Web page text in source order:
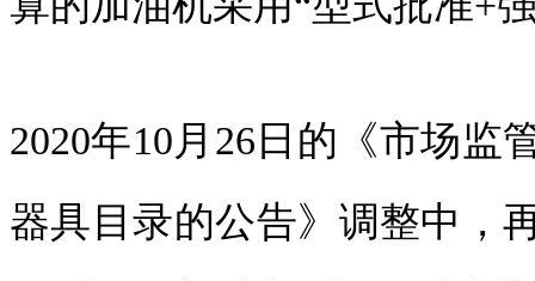
2020年10月26日的《市场监
器具目录的公告》调整中，